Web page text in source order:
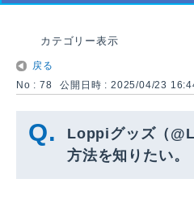
カテゴリー表示
戻る
No : 78
公開日時 : 2025/04/23
Loppiグッズ（
方法を知りたい。